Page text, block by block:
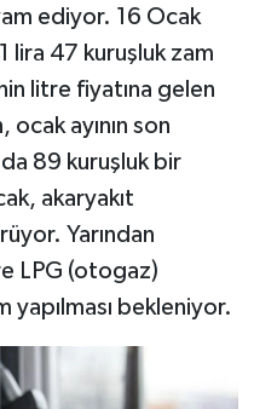
ediyor. 16 Ocak
lira 47 kuruşluk zam
litre fiyatına gelen
ocak ayının son
89 kuruşluk bir
akaryakıt
Yarından
LPG (otogaz)
yapılması bekleniyor.